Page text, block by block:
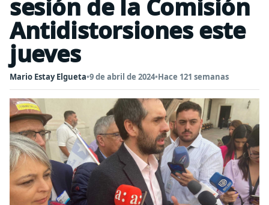
sesión de la Comisión
Antidistorsiones este
jueves
Mario Estay Elgueta•9 de abril de 2024•Hace 121 semanas